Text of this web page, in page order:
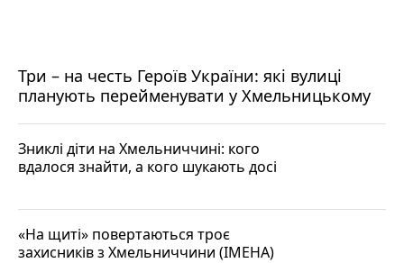
Три – на честь Героїв України: які вулиці
планують перейменувати у Хмельницькому
Зниклі діти на Хмельниччині: кого
вдалося знайти, а кого шукають досі
«На щиті» повертаються троє
захисників з Хмельниччини (ІМЕНА)